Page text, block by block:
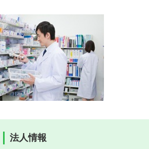
法人情報